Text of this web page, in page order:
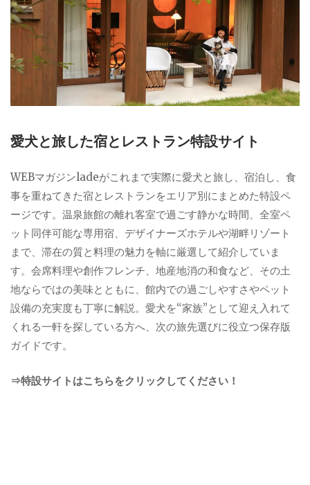
愛犬と旅した宿とレストラン特設サイト
WEBマガジンladeがこれまで実際に愛犬と旅し、宿泊し、食
事を重ねてきた宿とレストランをエリア別にまとめた特設ペ
ージです。温泉旅館の離れ客室で過ごす静かな時間、全室ペ
ット同伴可能な専用宿、デザイナーズホテルや湖畔リゾート
まで、滞在の質と料理の魅力を軸に厳選して紹介していま
す。会席料理や創作フレンチ、地産地消の和食など、その土
地ならではの美味とともに、館内での過ごしやすさやペット
設備の充実度も丁寧に解説。愛犬を“家族”として迎え入れて
くれる一軒を探している方へ、次の旅先選びに役立つ保存版
ガイドです。
⇒特設サイトはこちらをクリックしてください！